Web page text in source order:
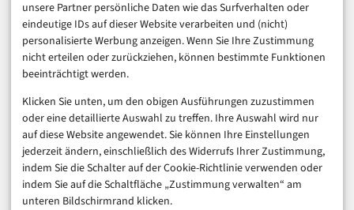
unsere Partner persönliche Daten wie das Surfverhalten oder
eindeutige IDs auf dieser Website verarbeiten und (nicht)
personalisierte Werbung anzeigen. Wenn Sie Ihre Zustimmung
nicht erteilen oder zurückziehen, können bestimmte Funktionen
beeinträchtigt werden.
Klicken Sie unten, um den obigen Ausführungen zuzustimmen
oder eine detaillierte Auswahl zu treffen. Ihre Auswahl wird nur
auf diese Website angewendet. Sie können Ihre Einstellungen
jederzeit ändern, einschließlich des Widerrufs Ihrer Zustimmung,
indem Sie die Schalter auf der Cookie-Richtlinie verwenden oder
indem Sie auf die Schaltfläche „Zustimmung verwalten“ am
unteren Bildschirmrand klicken.
Mitarbeitende schulen:Keine BSI-Warnungen per
E-Mail unkritisch öffnen; Prüfprozess über offizielle
Kanäle etablieren.
Kunden informieren:Im Checkout und im
Kundenkonto erklären, wie echte
Sicherheitskommunikation des Shops aussieht.
Compliance-Mapping aktualisieren:PCI DSS,
PSD2/SCA und DSGVO Art. 32 als parallele